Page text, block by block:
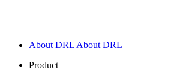
About DRL About DRL
Product